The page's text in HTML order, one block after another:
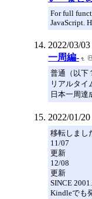
For full
JavaScript.
2022/03/
一周編-
普通（以下
リアルタイ
日本一周達
2022/01/
移転しまし
11/07
更新
12/08
更新
SINCE
Kindleでも